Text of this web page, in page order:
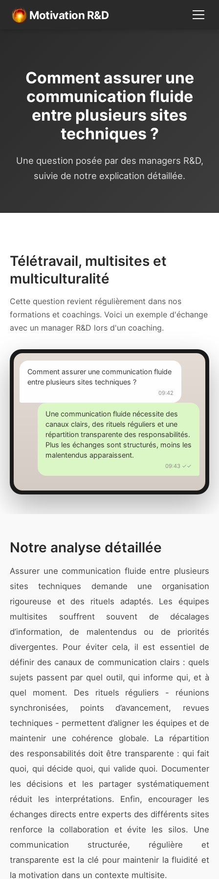
Motivation R&D
Comment assurer une
communication fluide
entre plusieurs sites
techniques ?
Une question posée par des managers R&D,
suivie de notre explication détaillée.
Télétravail, multisites et
multiculturalité
Cette question revient régulièrement dans nos
formations et coachings. Voici un exemple d'échange
avec un manager R&D lors d'un coaching.
Comment assurer une communication fluide
entre plusieurs sites techniques ?
09:42
Une communication fluide nécessite des
canaux clairs, des rituels réguliers et une
répartition transparente des responsabilités.
Plus les échanges sont structurés, moins les
malentendus apparaissent.
09:43 ✓✓
Notre analyse détaillée
Assurer une communication fluide entre plusieurs
sites techniques demande une organisation
rigoureuse et des rituels adaptés. Les équipes
multisites souffrent souvent de décalages
d’information, de malentendus ou de priorités
divergentes. Pour éviter cela, il est essentiel de
définir des canaux de communication clairs : quels
sujets passent par quel outil, qui informe qui, et à
quel moment. Des rituels réguliers - réunions
synchronisées, points d’avancement, revues
techniques - permettent d’aligner les équipes et de
maintenir une cohérence globale. La répartition
des responsabilités doit être transparente : qui fait
quoi, qui décide quoi, qui valide quoi. Documenter
les décisions et les partager systématiquement
réduit les interprétations. Enfin, encourager les
échanges directs entre experts des différents sites
renforce la collaboration et évite les silos. Une
communication structurée, régulière et
transparente est la clé pour maintenir la fluidité et
la motivation dans un contexte multisite.